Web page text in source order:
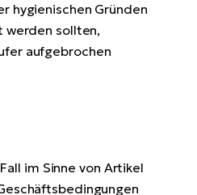
hygienischen Gründen
werden sollten,
aufgebrochen
im Sinne von Artikel